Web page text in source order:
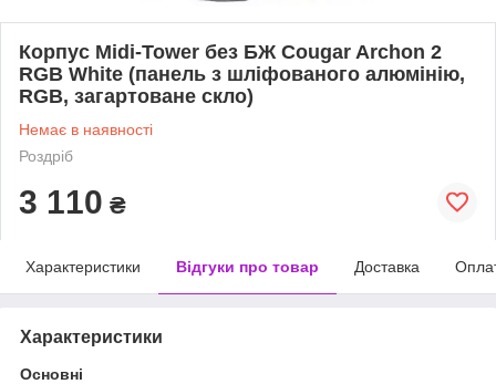
Корпус Midi-Tower без БЖ Cougar Archon 2
RGB White (панель з шліфованого алюмінію,
RGB, загартоване скло)
Немає в наявності
Роздріб
3 110 ₴
Характеристики Відгуки про товар Доставка
Характеристики
Основні